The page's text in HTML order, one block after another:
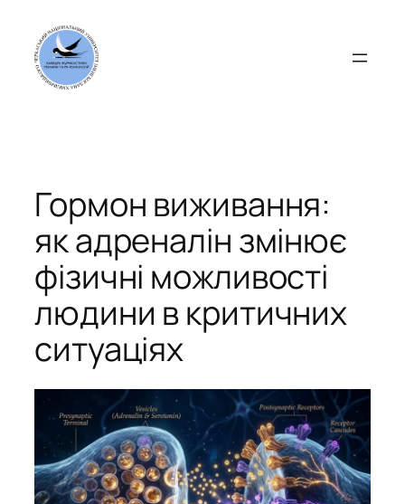
вмісту
Гормон виживання:
як адреналін змінює
фізичні можливості
людини в критичних
ситуаціях